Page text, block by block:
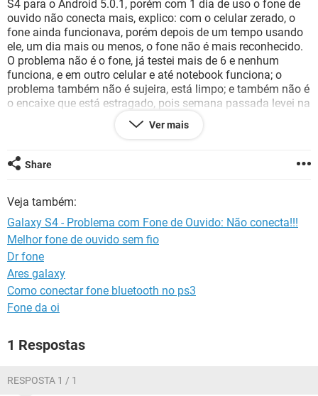
GUIA DE COMPRAS
INSTAGRAM GMAIL
GUIA DE COMPRAS
S4 para o Android 5.0.1, porém com 1 dia de uso o fone de
ouvido não conecta mais, explico: com o celular zerado, o
fone ainda funcionava, porém depois de um tempo usando
ele, um dia mais ou menos, o fone não é mais reconhecido.
O problema não é o fone, já testei mais de 6 e nenhum
funciona, e em outro celular e até notebook funciona; o
problema também não é sujeira, está limpo; e também não é
o encaixe que está estragado, pois semana passada levei na
Autorizada e eles relataram que não havia nenhum
problema com a peça. Porém eu percebi que tem uma
não apenas restaurando normal, tem que ir no wipe e limpar
a data. Porém só funciona por algum tempo, apenas no
novo. Concluindo, não sei se esse caso já aconteceu com
algum de vocês, creio que o problema seja o software, e
queria saber se tem alguma maneira de arrumar isso, porque
está complicado aqui.
Obrigado :D.
Ver mais
Share
Veja também:
Galaxy S4 - Problema com Fone de Ouvido: Não conecta!!!
Melhor fone de ouvido sem fio
Dr fone
Ares galaxy
Como conectar fone bluetooth no ps3
Fone da oi
1 Respostas
RESPOSTA 1 / 1